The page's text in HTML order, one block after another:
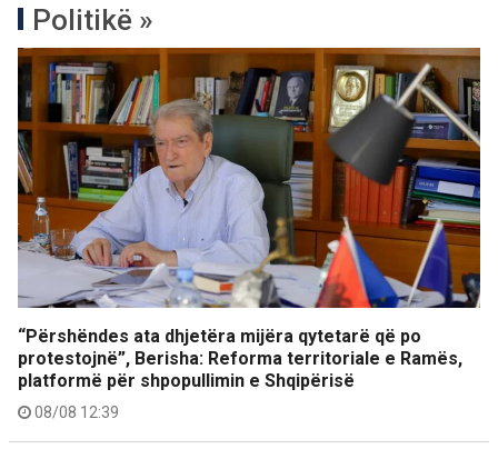
Politikë »
“Përshëndes ata dhjetëra mijëra qytetarë që po
protestojnë”, Berisha: Reforma territoriale e Ramës,
platformë për shpopullimin e Shqipërisë
08/08 12:39